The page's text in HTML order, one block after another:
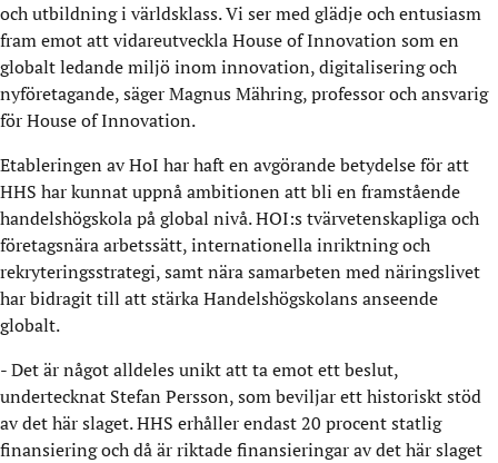
och utbildning i världsklass. Vi ser med glädje och entusiasm
fram emot att vidareutveckla House of Innovation som en
globalt ledande miljö inom innovation, digitalisering och
nyföretagande, säger Magnus Mähring, professor och ansvarig
för House of Innovation.
Etableringen av HoI har haft en avgörande betydelse för att
HHS har kunnat uppnå ambitionen att bli en framstående
handelshögskola på global nivå. HOI:s tvärvetenskapliga och
företagsnära arbetssätt, internationella inriktning och
rekryteringsstrategi, samt nära samarbeten med näringslivet
har bidragit till att stärka Handelshögskolans anseende
globalt.
- Det är något alldeles unikt att ta emot ett beslut,
undertecknat Stefan Persson, som beviljar ett historiskt stöd
av det här slaget. HHS erhåller endast 20 procent statlig
finansiering och då är riktade finansieringar av det här slaget